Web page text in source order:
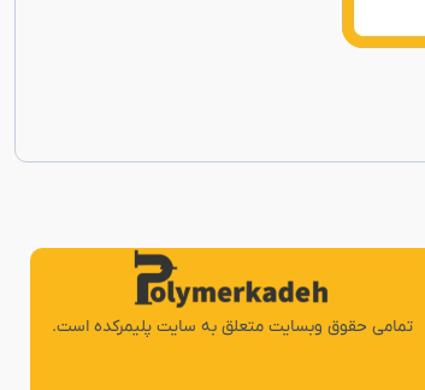
تمامی حقوق وبسایت متعلق به سایت پلیمرکده است.